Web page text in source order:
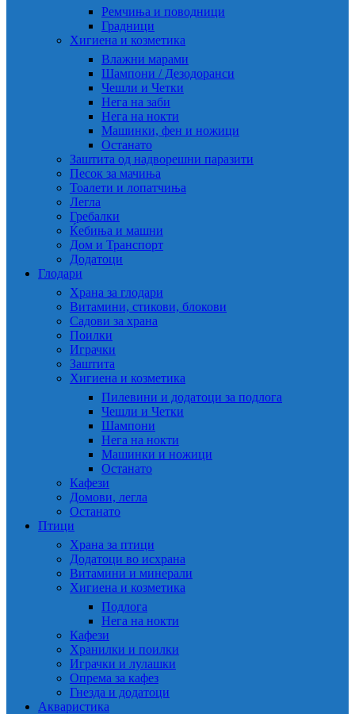
Ремчиња и поводници
Градници
Хигиена и козметика
Влажни марами
Шампони / Дезодоранси
Чешли и Четки
Нега на заби
Нега на нокти
Машинки, фен и ножици
Останато
Заштита од надворешни паразити
Песок за мачиња
Тоалети и лопатчиња
Легла
Гребалки
Ќебиња и машни
Дом и Транспорт
Додатоци
Глодари
Храна за глодари
Витамини, стикови, блокови
Садови за храна
Поилки
Играчки
Заштита
Хигиена и козметика
Пилевини и додатоци за подлога
Чешли и Четки
Шампони
Нега на нокти
Машинки и ножици
Останато
Кафези
Домови, легла
Останато
Птици
Храна за птици
Додатоци во исхрана
Витамини и минерали
Хигиена и козметика
Подлога
Нега на нокти
Кафези
Хранилки и поилки
Играчки и лулашки
Опрема за кафез
Гнезда и додатоци
Акваристика